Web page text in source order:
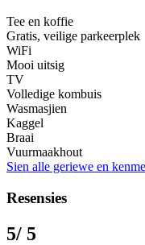
Tee en koffie
Gratis, veilige parkeerplek
WiFi
Mooi uitsig
TV
Volledige kombuis
Wasmasjien
Kaggel
Braai
Vuurmaakhout
Sien alle geriewe en
Resensies
5/ 5